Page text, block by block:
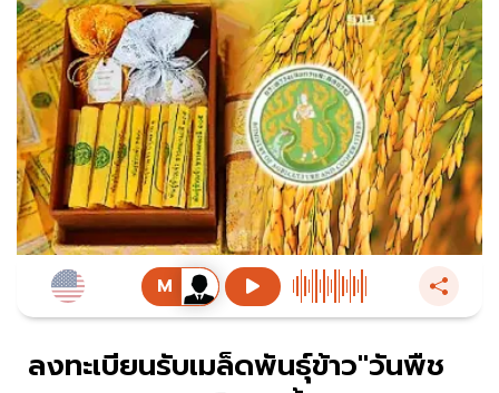
ลงทะเบียนรับเมล็ดพันธุ์ข้าว"วันพืช